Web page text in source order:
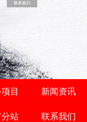
目 新闻资讯
站 联系我们